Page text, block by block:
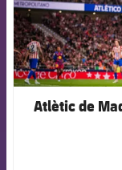
Atlètic de